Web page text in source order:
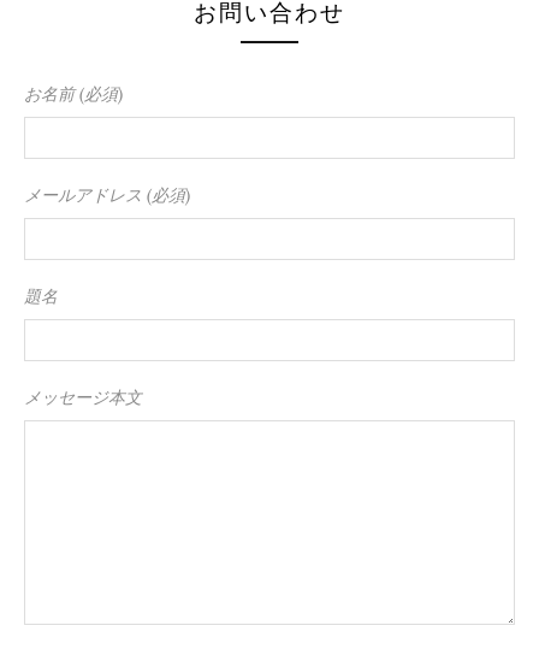
お問い合わせ
お名前 (必須)
メールアドレス (必須)
題名
メッセージ本文